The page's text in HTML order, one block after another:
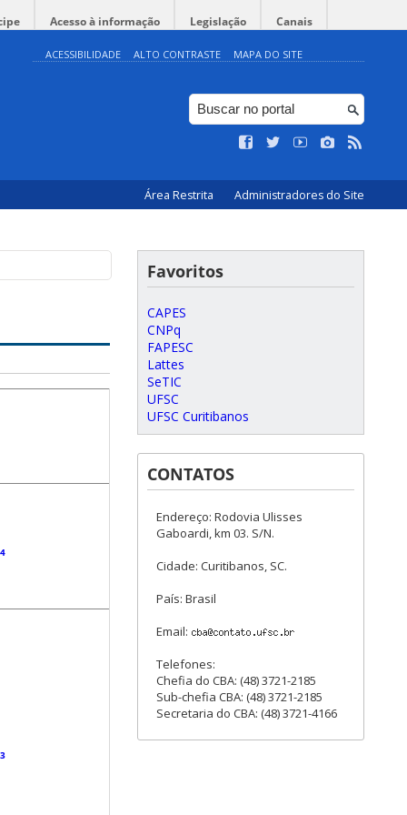
Acesso à informação Legislação Canais
ACESSIBILIDADE ALTO CONTRASTE MAPA DO SITE
Área Restrita Administradores do Site
Favoritos
CAPES
CNPq
FAPESC
Lattes
SeTIC
UFSC
UFSC Curitibanos
CONTATOS
Endereço: Rodovia Ulisses
Gaboardi, km 03. S/N.
Cidade: Curitibanos, SC.
País: Brasil
Email:
Telefones:
Chefia do CBA: (48) 3721-2185
Sub-chefia CBA: (48) 3721-2185
Secretaria do CBA: (48) 3721-4166